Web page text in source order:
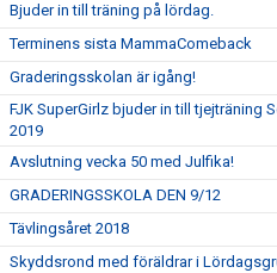
Bjuder in till träning på lördag.
Terminens sista MammaComeback
Graderingsskolan är igång!
FJK SuperGirlz bjuder in till tjejträning
2019
Avslutning vecka 50 med Julfika!
GRADERINGSSKOLA DEN 9/12
Tävlingsåret 2018
Skyddsrond med föräldrar i